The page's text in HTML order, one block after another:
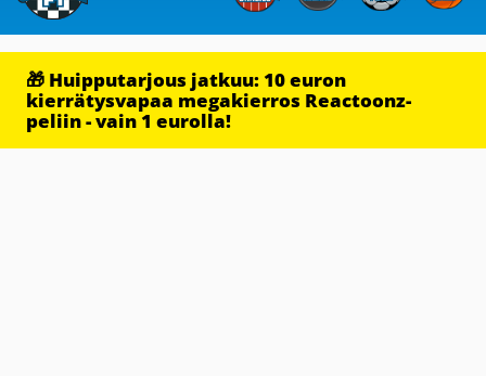
🎁 Huipputarjous jatkuu: 10 euron
kierrätysvapaa megakierros Reactoonz-
peliin - vain 1 eurolla!